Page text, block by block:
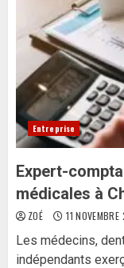
Entreprise
Expert-
médicales à
ZOÉ 11
Les médecins,
indépendants